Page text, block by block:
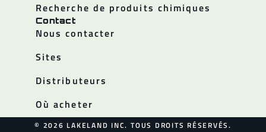
Recherche de produits chimiques
Contact
Nous contacter
Sites
Distributeurs
Où acheter
© 2026 LAKELAND INC. TOUS DROITS RÉSERVÉS.